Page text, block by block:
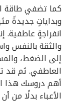
كما تضفي طاقة
وبداياتٍ جديدةً
انفراجةٍ عاطفية.
والثقة بالنفس
إلى الضغط،
العاطفي. ثم قد
أهم دروسك هذا
الأعباء بدلًا من